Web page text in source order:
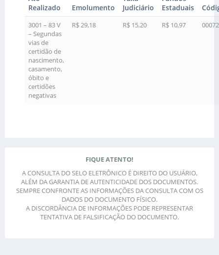
Realizado
Emolumento
Judiciário
Estaduais
3001 – 83 V
– Segundas
vias de
certidão de
nascimento,
casamento,
óbito e
certidões
negativas
R$ 29,18 R$ 15,20 R$ 10,97
FIQUE ATENTO!
A CONSULTA DO SELO ELETRÔNICO É DIREITO DO USUÁRIO,
ALÉM DA GARANTIA DE AUTENTICIDADE DOS DOCUMENTOS.
SEMPRE CONFRONTE AS INFORMAÇÕES DA CONSULTA COM OS
DADOS DO DOCUMENTO FÍSICO.
A DISCORDÂNCIA DE INFORMAÇÕES PODE REPRESENTAR
TENTATIVA DE FALSIFICAÇÃO DO DOCUMENTO.